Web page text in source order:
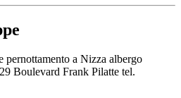
pernottamento a Nizza albergo
Boulevard Frank Pilatte tel.